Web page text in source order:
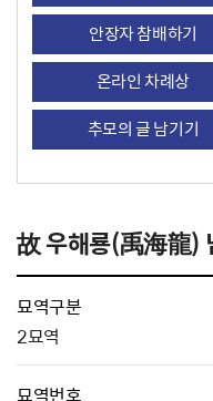
안장자 참배하기
온라인 차례상
추모의 글 남기기
故 우해룡(禹海龍)
묘역구분
2묘역
묘역번호